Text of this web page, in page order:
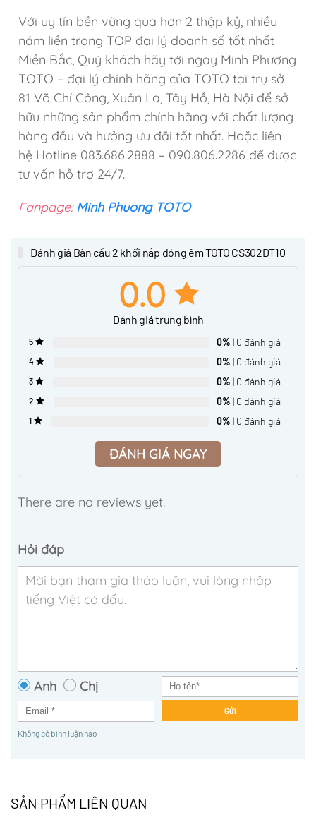
Với uy tín bền vững qua hơn 2 thập kỷ, nhiều
năm liền trong TOP đại lý doanh số tốt nhất
Miền Bắc, Quý khách hãy tới ngay Minh Phương
TOTO – đại lý chính hãng của TOTO tại trụ sở
81 Võ Chí Công, Xuân La, Tây Hồ, Hà Nội để sở
hữu những sản phẩm chính hãng với chất lượng
hàng đầu và hưởng ưu đãi tốt nhất. Hoặc liên
hệ Hotline 083.686.2888 – 090.806.2286 để được
tư vấn hỗ trợ 24/7.
Fanpage: Minh Phuong TOTO
Đánh giá Bàn cầu 2 khối nắp đóng êm TOTO CS302DT10
0.0
Đánh giá trung bình
5 0% | 0 đánh giá
4 0% | 0 đánh giá
3 0% | 0 đánh giá
2 0% | 0 đánh giá
1 0% | 0 đánh giá
ĐÁNH GIÁ NGAY
There are no reviews yet.
Hỏi đáp
Anh Chị
Gửi
Không có bình luận nào
SẢN PHẨM LIÊN QUAN